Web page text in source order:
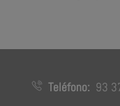
Teléfono: 93